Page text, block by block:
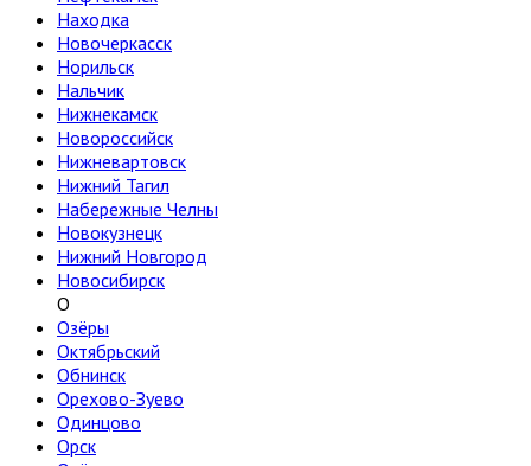
Находка
Новочеркасск
Норильск
Нальчик
Нижнекамск
Новороссийск
Нижневартовск
Нижний Тагил
Набережные Челны
Новокузнецк
Нижний Новгород
Новосибирск
О
Озёры
Октябрьский
Обнинск
Орехово-Зуево
Одинцово
Орск